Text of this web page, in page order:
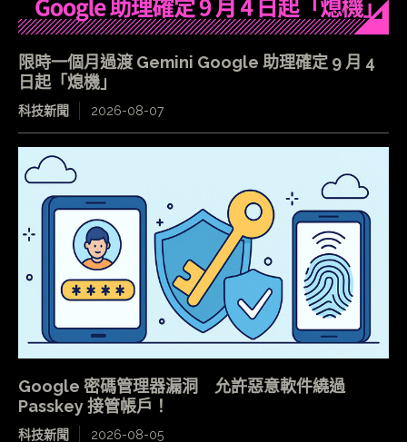
限時一個月過渡 Gemini Google 助理確定 9 月 4
日起「熄機」
科技新聞 2026-08-07
Google 密碼管理器漏洞 允許惡意軟件繞過
Passkey 接管帳戶！
科技新聞 2026-08-05